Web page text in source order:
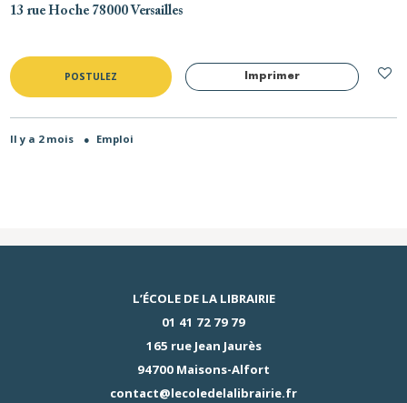
13 rue Hoche 78000 Versailles
POSTULEZ Imprimer
Il y a 2 mois ● Emploi
L’ÉCOLE DE LA LIBRAIRIE
01 41 72 79 79
165 rue Jean Jaurès
94700 Maisons-Alfort
contact@lecoledelalibrairie.fr